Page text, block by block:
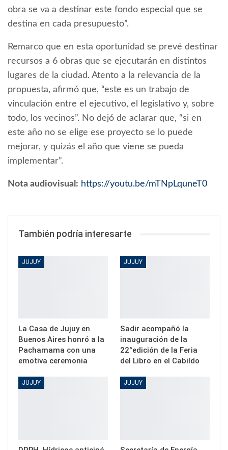
obra se va a destinar este fondo especial que se
destina en cada presupuesto”.
Remarco que en esta oportunidad se prevé destinar
recursos a 6 obras que se ejecutarán en distintos
lugares de la ciudad. Atento a la relevancia de la
propuesta, afirmó que, “este es un trabajo de
vinculación entre el ejecutivo, el legislativo y, sobre
todo, los vecinos”. No dejó de aclarar que, “si en
este año no se elige ese proyecto se lo puede
mejorar, y quizás el año que viene se pueda
implementar”.
Nota audiovisual: https://youtu.be/mTNpLquneT0
También podría interesarte
JUJUY
La Casa de Jujuy en
Buenos Aires honró a la
Pachamama con una
emotiva ceremonia
JUJUY
Sadir acompañó la
inauguración de la
22°edición de la Feria
del Libro en el Cabildo
JUJUY JUJUY